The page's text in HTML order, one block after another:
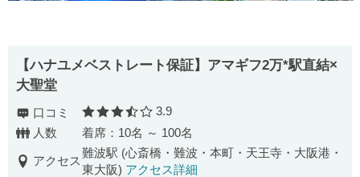
【ハナユメベストレート保証】アマギフ2万*駅直結×
大聖堂
口コミ 口コミ評価
3.9
人数
着席：10名 ～ 100名
アクセス
難波駅 (心斎橋・難波・本町・天王寺・大阪港・
東大阪) アクセス詳細